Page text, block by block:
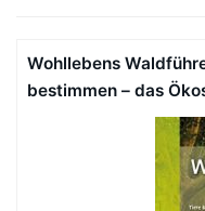
Wohllebens
bestimmen – das